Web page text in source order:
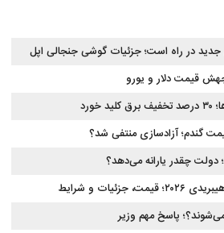
جهش قیمت دلار و یورو
گندم؛ آزادسازی منتفی شد؟
پاسخ مهم وزیر